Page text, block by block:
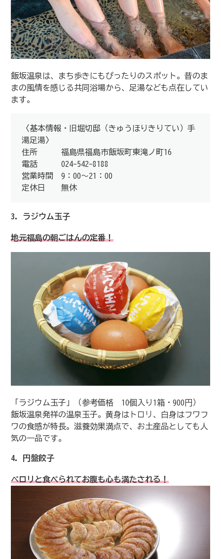
飯坂温泉は、まち歩きにもぴったりのスポット。昔のま
まの風情を感じる共同浴場から、足湯なども点在してい
ます。
〈基本情報・旧堀切邸（きゅうほりきりてい）手
湯足湯〉
住所 福島県福島市飯坂町東滝ノ町16
電話 024-542-8188
営業時間 9：00～21：00
定休日 無休
3. ラジウム玉子
地元福島の朝ごはんの定番！
「ラジウム玉子」（参考価格 10個入り1箱・900円）
飯坂温泉発祥の温泉玉子。黄身はトロリ、白身はフワフ
ワの食感が特長。滋養効果満点で、お土産品としても人
気の一品です。
4. 円盤餃子
ペロリと食べられてお腹も心も満たされる！